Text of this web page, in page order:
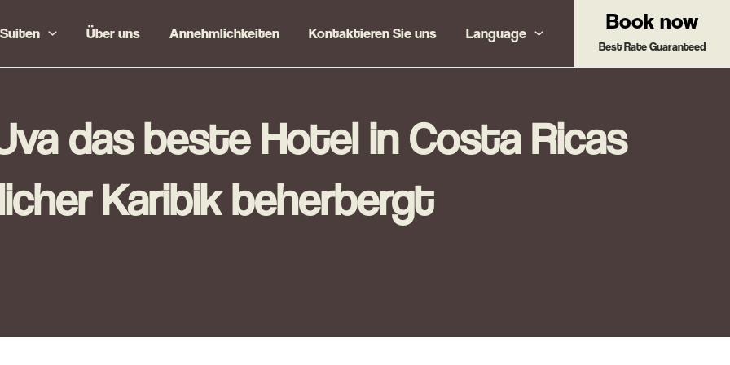
Suiten Über uns Annehmlichkeiten Kontaktieren Sie uns Language Book now
Best Rate Guaranteed
das beste Hotel in Costa Ricas
Karibik beherbergt